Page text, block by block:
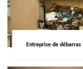
Entreprise de débarras